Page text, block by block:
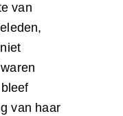
van
van haar